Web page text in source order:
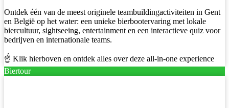
Ontdek één van de meest originele teambuildingactiviteiten in Gent
en België op het water: een unieke bierbootervaring met lokale
biercultuur, sightseeing, entertainment en een interactieve quiz voor
bedrijven en internationale teams.
☝️ Klik hierboven en ontdek alles over deze all-in-one experience
Biertour